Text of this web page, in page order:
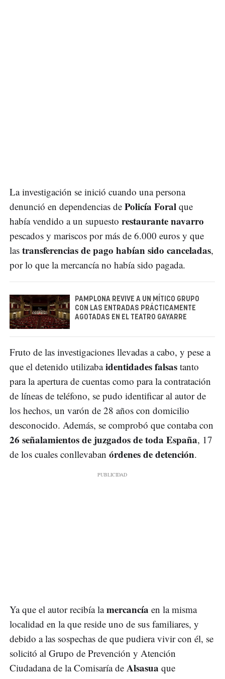
La investigación se inició cuando una persona
denunció en dependencias de Policía Foral que
había vendido a un supuesto restaurante navarro
pescados y mariscos por más de 6.000 euros y que
las transferencias de pago habían sido canceladas,
por lo que la mercancía no había sido pagada.
PAMPLONA REVIVE A UN MÍTICO GRUPO
CON LAS ENTRADAS PRÁCTICAMENTE
AGOTADAS EN EL TEATRO GAYARRE
Fruto de las investigaciones llevadas a cabo, y pese a
que el detenido utilizabaidentidades falsas tanto
para la apertura de cuentas como para la contratación
de líneas de teléfono, se pudo identificar al autor de
los hechos, un varón de 28 años con domicilio
desconocido. Además, se comprobó que contaba con
26 señalamientos de juzgados de toda España, 17
de los cuales conllevaban órdenes de detención.
Ya que el autor recibía lamercancía en la misma
localidad en la que reside uno de sus familiares, y
debido a las sospechas de que pudiera vivir con él, se
solicitó al Grupo de Prevención y Atención
Ciudadana de la Comisaría de Alsasua que